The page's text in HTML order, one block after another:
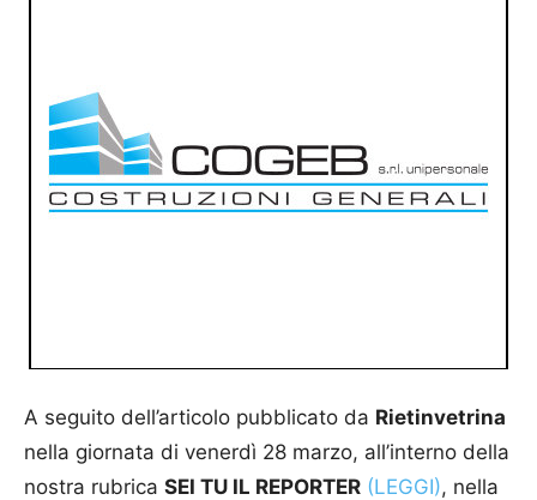
A seguito dell’articolo pubblicato da Rietinvetrina
nella giornata di venerdì 28 marzo, all’interno della
nostra rubrica SEI TU IL REPORTER (LEGGI), nella